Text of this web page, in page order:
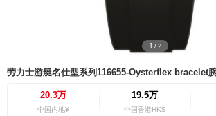
1 / 2
劳力士游艇名仕型系列116655-Oysterflex bracelet
20.3万
中国内地¥
19.5万
中国香港HK$